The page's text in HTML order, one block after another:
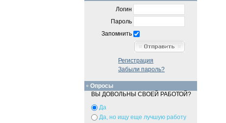
Логин
Пароль
Запомнить
Регистрация
Забыли пароль?
Опросы
ВЫ ДОВОЛЬНЫ СВОЕЙ РАБОТОЙ?
Да
Да, но ищу еще лучшую работу